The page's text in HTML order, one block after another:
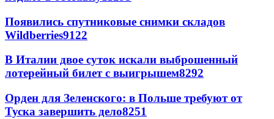
Появились спутниковые снимки складов
Wildberries9122
В Италии двое суток искали выброшенный
лотерейный билет с выигрышем8292
Орден для Зеленского: в Польше требуют от
Туска завершить дело8251